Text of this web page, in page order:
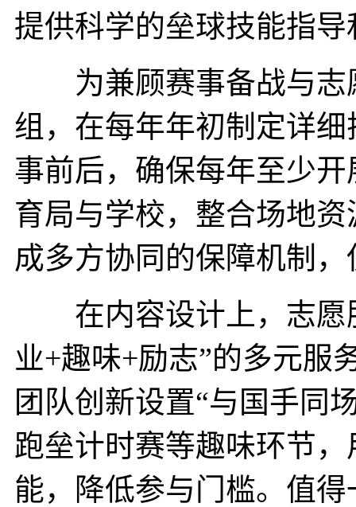
提供科学的垒球技能指
为兼顾赛事备战与志
组，在每年年初制定详
事前后，确保每年至少
育局与学校，整合场地
成多方协同的保障机制
在内容设计上，志愿
业+趣味+励志”的多元服
团队创新设置“与国手同
跑垒计时赛等趣味环节
能，降低参与门槛。值